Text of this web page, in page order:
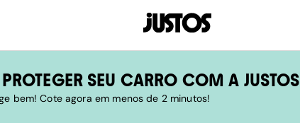
SEU CARRO COM A JUSTOS
bem! Cote agora em menos de 2 minutos!